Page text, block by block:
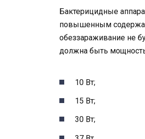
Бактерицидные
повышенным
обеззараживание не
должна быть мощность
10 Вт;
15 Вт;
30 Вт;